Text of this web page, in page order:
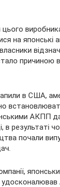
на японські
причиною
в США,
АКПП
в результаті
почали